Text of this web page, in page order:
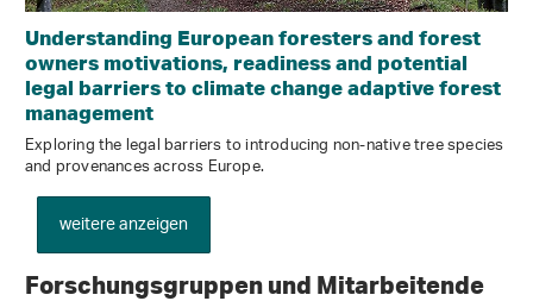
Understanding European foresters and forest
owners motivations, readiness and potential
legal barriers to climate change adaptive forest
management
Exploring the legal barriers to introducing non-native tree species
and provenances across Europe.
weitere anzeigen
Forschungsgruppen und Mitarbeitende